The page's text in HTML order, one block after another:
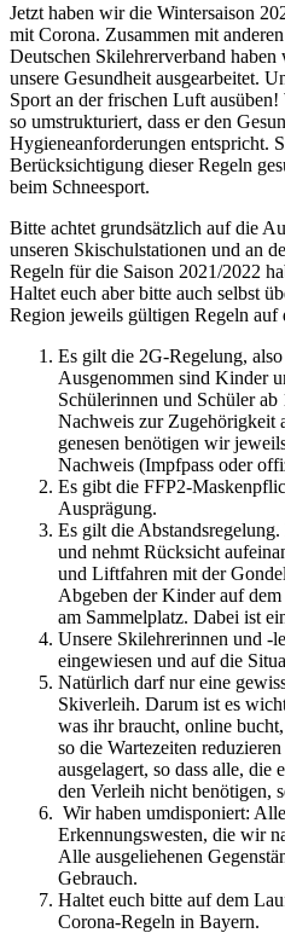
Jetzt haben wir die Wintersaison
mit Corona. Zusammen mit
Deutschen Skilehrerverband
unsere Gesundheit ausgearbeitet.
Sport an der frischen Luft
so umstrukturiert, dass er den
Hygieneanforderungen entspricht.
Berücksichtigung dieser Regeln
beim Schneesport.
Bitte achtet grundsätzlich auf die
unseren Skischulstationen und an
Regeln für die Saison 2021/2022
Haltet euch aber bitte auch selbst
Region jeweils gültigen Regeln auf
Es gilt die 2G-Regelung,
Ausgenommen sind Kinder
Schülerinnen und Schüler
Nachweis zur Zugehörigkeit
genesen benötigen wir
Nachweis (Impfpass oder
Es gibt die FFP2-
Ausprägung.
Es gilt die
und nehmt Rücksicht
und Liftfahren mit der
Abgeben der Kinder auf
am Sammelplatz. Dabei ist
Unsere Skilehrerinnen und -
eingewiesen und auf die
Natürlich darf nur eine
Skiverleih. Darum ist es
was ihr braucht, online
so die Wartezeiten
ausgelagert, so dass alle, die
den Verleih nicht benötigen,
Wir haben umdisponiert:
Erkennungswesten, die wir
Alle ausgeliehenen
Gebrauch.
Haltet euch bitte auf dem
Corona-Regeln in Bayern.